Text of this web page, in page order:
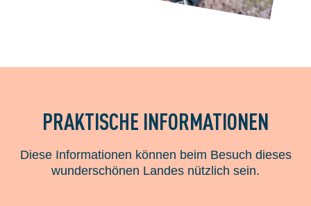
PRAKTISCHE INFORMATIONEN
Diese Informationen können beim Besuch dieses
wunderschönen Landes nützlich sein.